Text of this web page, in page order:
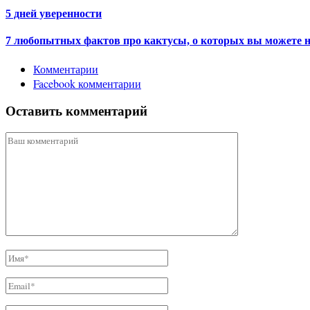
5 дней уверенности
7 любопытных фактов про кактусы, о которых вы можете
Комментарии
Facebook комментарии
Оставить комментарий